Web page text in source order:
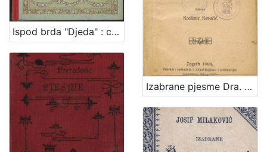
Ispod brda "Djeda" : crtice za mladež / napisao Davorin Trstenjak
Izabrane pjesme Dra. Ante Kovačića : sa slikom pjesnika i predgovorom A. G. Matoša / sabrao Krešimir Kovačić